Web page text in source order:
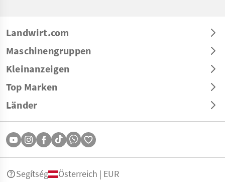
Landwirt.com
Maschinengruppen
Kleinanzeigen
Top Marken
Länder
Segítség Österreich | EUR